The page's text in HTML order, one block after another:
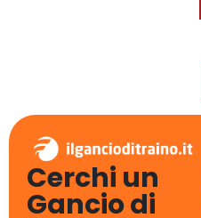
Cerchi un
Gancio di